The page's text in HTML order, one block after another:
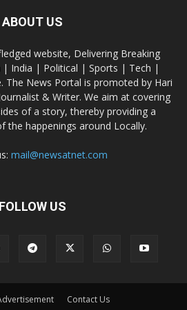
ABOUT US
website, Delivering Breaking
| India | Political | Sports | Tech |
The News Portal is promoted by Hari
& Writer. We aim at covering
of a story, thereby providing a
the happenings around Locally.
mail@newsatnet.com
FOLLOW US
Contact Us